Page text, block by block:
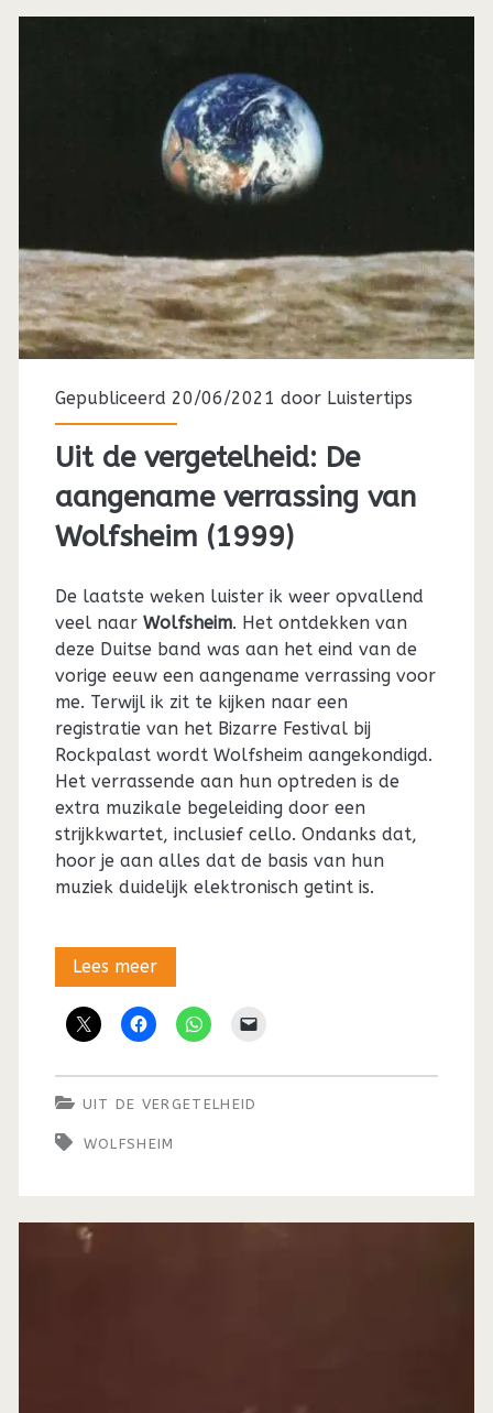
EMAK
(1982
Gepubliceerd 20/06/2021 door Luistertips
Uit de vergetelheid: De
aangename verrassing van
Wolfsheim (1999)
De laatste weken luister ik weer opvallend
veel naar Wolfsheim. Het ontdekken van
deze Duitse band was aan het eind van de
vorige eeuw een aangename verrassing voor
me. Terwijl ik zit te kijken naar een
registratie van het Bizarre Festival bij
Rockpalast wordt Wolfsheim aangekondigd.
Het verrassende aan hun optreden is de
extra muzikale begeleiding door een
strijkkwartet, inclusief cello. Ondanks dat,
hoor je aan alles dat de basis van hun
muziek duidelijk elektronisch getint is.
Lees meerUit
vergetelheid:
UIT DE VERGETELHEID
WOLFSHEIM